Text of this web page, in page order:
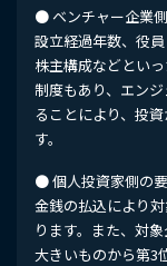
● ベンチャー企業
設立経過年数、役
株主構成などとい
制度もあり、エン
ることにより、投
す。
● 個人投資家側の
金銭の払込により
ります。また、対
大きいものから第3